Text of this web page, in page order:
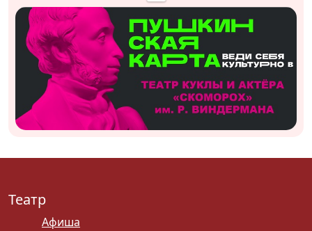
Театр
Афиша